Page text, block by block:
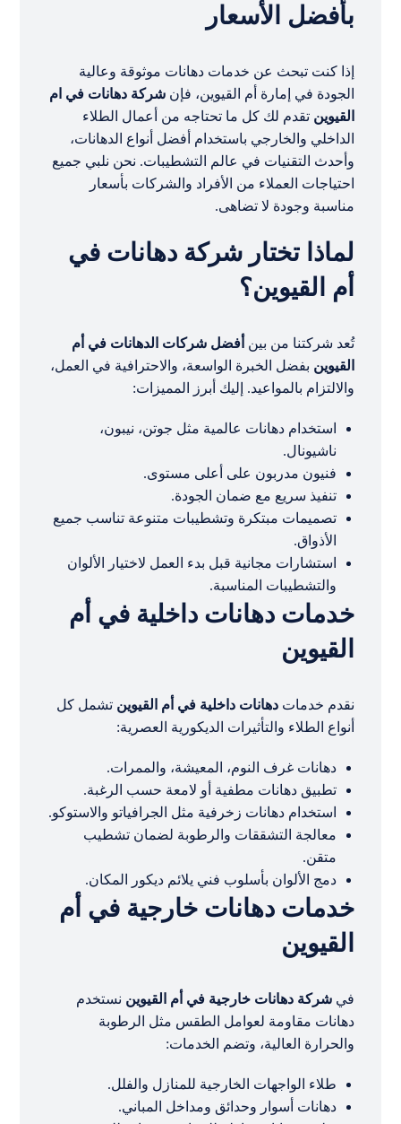
بأفضل الأسعار
إذا كنت تبحث عن خدمات دهانات موثوقة وعالية
الجودة في إمارة أم القيوين، فإنشركة دهانات في ام
القيوين تقدم لك كل ما تحتاجه من أعمال الطلاء
الداخلي والخارجي باستخدام أفضل أنواع الدهانات،
وأحدث التقنيات في عالم التشطيبات. نحن نلبي جميع
احتياجات العملاء من الأفراد والشركات بأسعار
مناسبة وجودة لا تضاهى.
لماذا تختار شركة دهانات في
أم القيوين؟
تُعد شركتنا من بين أفضل شركات الدهانات في أم
القيوين بفضل الخبرة الواسعة، والاحترافية في العمل،
والالتزام بالمواعيد. إليك أبرز المميزات:
استخدام دهانات عالمية مثل جوتن، نيبون،
ناشيونال.
فنيون مدربون على أعلى مستوى.
تنفيذ سريع مع ضمان الجودة.
تصميمات مبتكرة وتشطيبات متنوعة تناسب جميع
الأذواق.
استشارات مجانية قبل بدء العمل لاختيار الألوان
والتشطيبات المناسبة.
خدمات دهانات داخلية في أم
القيوين
نقدم خدماتدهانات داخلية في أم القيوين تشمل كل
أنواع الطلاء والتأثيرات الديكورية العصرية:
دهانات غرف النوم، المعيشة، والممرات.
تطبيق دهانات مطفية أو لامعة حسب الرغبة.
استخدام دهانات زخرفية مثل الجرافياتو والاستوكو.
معالجة التشققات والرطوبة لضمان تشطيب
متقن.
دمج الألوان بأسلوب فني يلائم ديكور المكان.
خدمات دهانات خارجية في أم
القيوين
فيشركة دهانات خارجية في أم القيوين نستخدم
دهانات مقاومة لعوامل الطقس مثل الرطوبة
والحرارة العالية، وتضم الخدمات:
طلاء الواجهات الخارجية للمنازل والفلل.
دهانات أسوار وحدائق ومداخل المباني.